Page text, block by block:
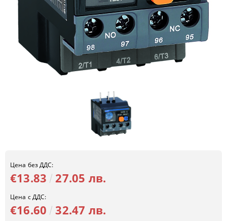
Цена без ДДС:
€13.83 27.05 лв.
Цена с ДДС:
€16.60 32.47 лв.